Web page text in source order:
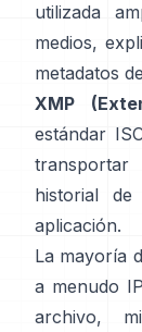
utilizada
medios,
metadatos
XMP
estándar
transportar
historial
aplicación.
La mayoría
a menudo
archivo,